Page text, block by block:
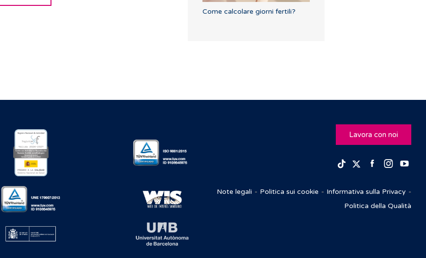
Come calcolare giorni fertili?
Lavora con noi
TikTokTwitterFacebook
Note legali Politica sui cookie
Informativa sulla Privacy
Politica della Qualità